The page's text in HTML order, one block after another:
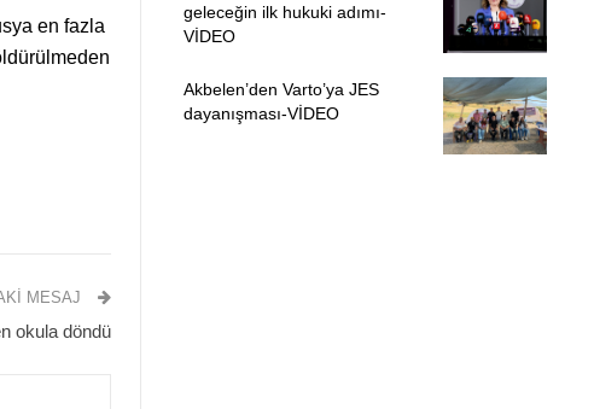
en fazla
MESAJ
okula döndü
geleceğin ilk hukuki adımı-
VİDEO
Akbelen’den Varto’ya JES
dayanışması-VİDEO